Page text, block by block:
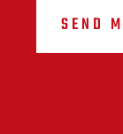
SEND